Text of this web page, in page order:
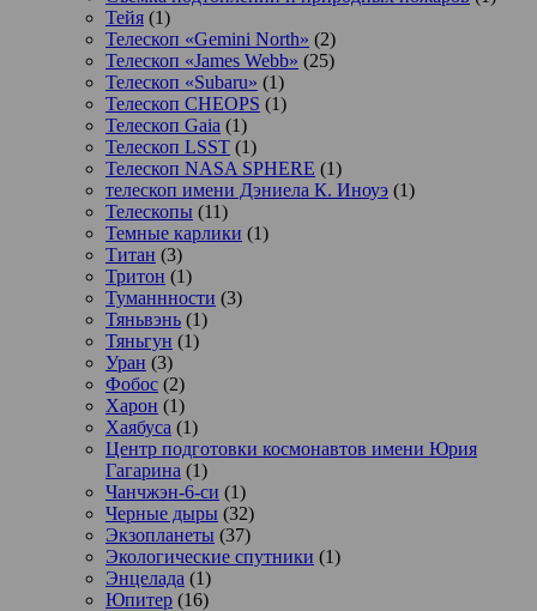
Тейя (1)
Телескоп «Gemini North» (2)
Телескоп «James Webb» (25)
Телескоп «Subaru» (1)
Телескоп CHEOPS (1)
Телескоп Gaia (1)
Телескоп LSST (1)
Телескоп NASA SPHERE (1)
телескоп имени Дэниела К. Иноуэ (1)
Телескопы (11)
Темные карлики (1)
Титан (3)
Тритон (1)
Туманнности (3)
Тяньвэнь (1)
Тяньгун (1)
Уран (3)
Фобос (2)
Харон (1)
Хаябуса (1)
Центр подготовки космонавтов имени Юрия
Гагарина (1)
Чанчжэн-6-си (1)
Черные дыры (32)
Экзопланеты (37)
Экологические спутники (1)
Энцелада (1)
Юпитер (16)